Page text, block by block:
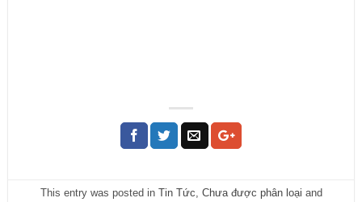
This entry was posted in Tin Tức, Chưa được phân loại and